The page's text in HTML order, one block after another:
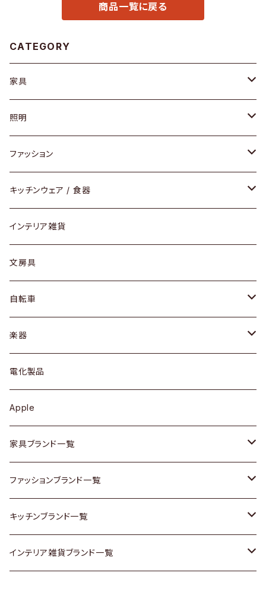
商品一覧に戻る
CATEGORY
家具
ソファ / ベンチ
チェア / スツール
ダイニングセット / ダイニングテーブル
ローテーブル / サイドテーブル
デスク / コンソール
ドレッサー
シェルフ
キュリオケース / 飾り棚
カップボード / 食器棚
チェスト
その他家具
Vintageヴィンテージ / Antiqueアンティーク
Designers / デザイナーズ
照明
ペンダントライト
テーブルランプ / デスクスタンド
フロアライト
ファッション
アクセサリー
リング
ピアス / イヤリング
財布
バッグ
アウター
トップス
ワンピース
ボトムス
靴
スカーフ
腕時計
Vintage / ヴィンテージ
キッチンウェア / 食器
グラス / タンブラー
カップ / マグ
プレート / ボウル
カトラリー
ケトル / ティーポット
鍋 / フライパン
Vintage / ヴィンテージ
銀製品
和物 / 作家物
その他キッチン雑貨
インテリア雑貨
文房具
自転車
dahon
楽器
ギター
ベース
その他楽器
電化製品
Apple
家具ブランド一覧
ACME Furniture / アクメ ファニチャー
ACTUS / アクタス
arflex / アルフレックス
ファッションブランド一覧
agnes b / アニエス ベー
BALLY / バリー
キッチンブランド一覧
ARABIA / アラビア
インテリア雑貨ブランド一覧